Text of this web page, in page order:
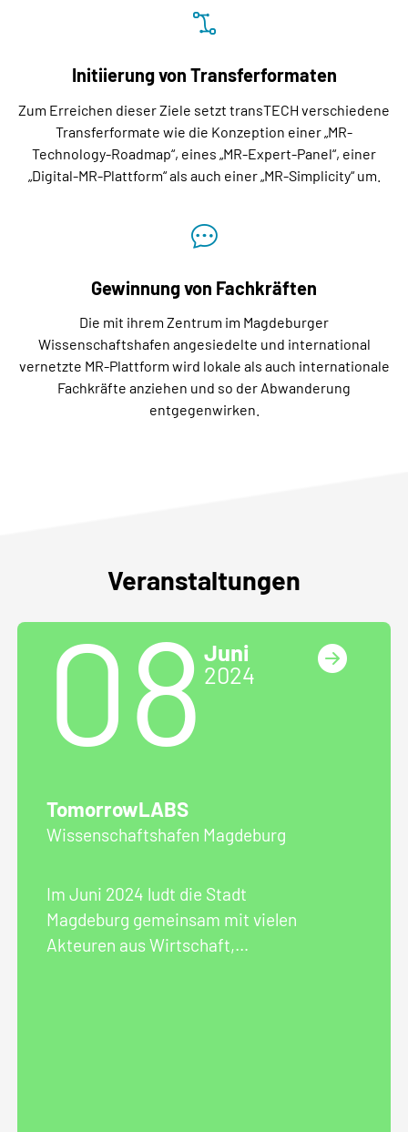
Initiierung von Transferformaten
Zum Erreichen dieser Ziele setzt transTECH verschiedene
Transferformate wie die Konzeption einer „MR-
Technology-Roadmap“, eines „MR-Expert-Panel“, einer
„Digital-MR-Plattform“ als auch einer „MR-Simplicity“ um.
Gewinnung von Fachkräften
Die mit ihrem Zentrum im Magdeburger
Wissenschaftshafen angesiedelte und international
vernetzte MR-Plattform wird lokale als auch internationale
Fachkräfte anziehen und so der Abwanderung
entgegenwirken.
Veranstaltungen
08Juni
2024
TomorrowLABS
Wissenschaftshafen Magdeburg
Im Juni 2024 ludt die Stadt
Magdeburg gemeinsam mit vielen
Akteuren aus Wirtschaft,